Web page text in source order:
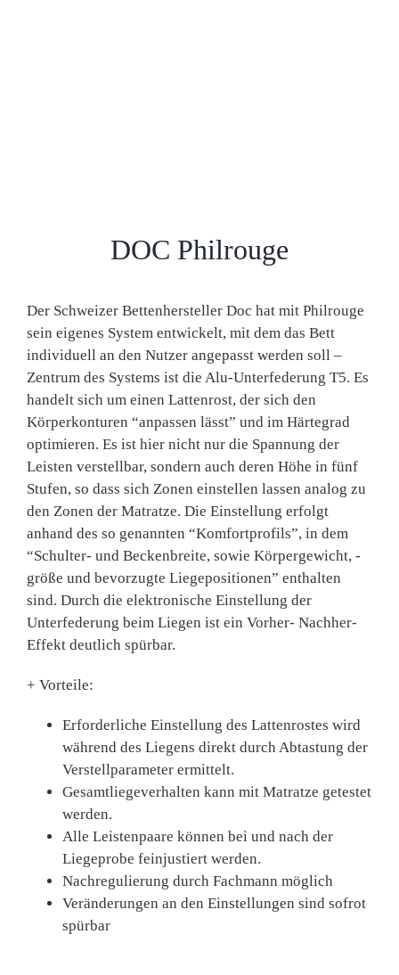
DOC Philrouge
Der Schweizer Bettenhersteller Doc hat mit Philrouge
sein eigenes System entwickelt, mit dem das Bett
individuell an den Nutzer angepasst werden soll –
Zentrum des Systems ist die Alu-Unterfederung T5. Es
handelt sich um einen Lattenrost, der sich den
Körperkonturen “anpassen lässt” und im Härtegrad
optimieren. Es ist hier nicht nur die Spannung der
Leisten verstellbar, sondern auch deren Höhe in fünf
Stufen, so dass sich Zonen einstellen lassen analog zu
den Zonen der Matratze. Die Einstellung erfolgt
anhand des so genannten “Komfortprofils”, in dem
“Schulter- und Beckenbreite, sowie Körpergewicht, -
größe und bevorzugte Liegepositionen” enthalten
sind. Durch die elektronische Einstellung der
Unterfederung beim Liegen ist ein Vorher- Nachher-
Effekt deutlich spürbar.
+ Vorteile:
Erforderliche Einstellung des Lattenrostes wird
während des Liegens direkt durch Abtastung der
Verstellparameter ermittelt.
Gesamtliegeverhalten kann mit Matratze getestet
werden.
Alle Leistenpaare können bei und nach der
Liegeprobe feinjustiert werden.
Nachregulierung durch Fachmann möglich
Veränderungen an den Einstellungen sind sofrot
spürbar